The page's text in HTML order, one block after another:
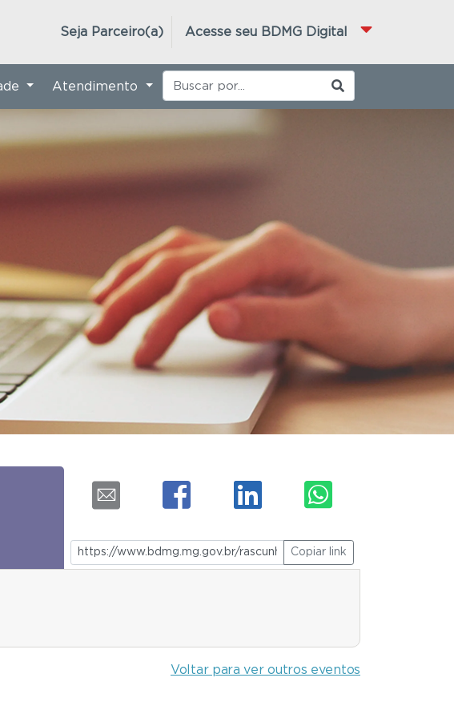
Acesse seu BDMG Digital
Seja Parceiro(a)
Atendimento
Copiar link
Voltar para ver outros eventos